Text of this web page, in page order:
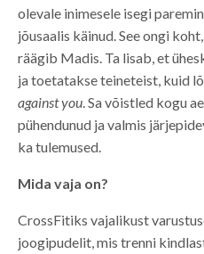
olevale inimesele isegi
jõusaalis käinud. See ongi
räägib Madis. Ta lisab, et
ja toetatakse teineteist, kuid
against you. Sa võistled kogu
pühendunud ja valmis
ka tulemused.
Mida vaja on?
CrossFitiks vajalikust
joogipudelit, mis trenni